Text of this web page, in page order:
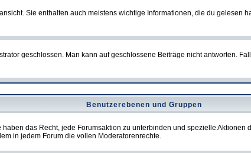
Sie enthalten auch meistens wichtige Informationen, die du gelesen
geschlossen. Man kann auf geschlossene Beiträge nicht antworten.
Benutzerebenen und Gruppen
das Recht, jede Forumsaktion zu unterbinden und spezielle
in jedem Forum die vollen Moderatorenrechte.